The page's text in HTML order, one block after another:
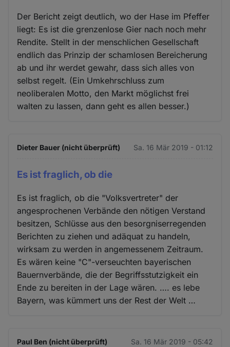
Der Bericht zeigt deutlich, wo der Hase im Pfeffer
liegt: Es ist die grenzenlose Gier nach noch mehr
Rendite. Stellt in der menschlichen Gesellschaft
endlich das Prinzip der schamlosen Bereicherung
ab und ihr werdet gewahr, dass sich alles von
selbst regelt. (Ein Umkehrschluss zum
neoliberalen Motto, den Markt möglichst frei
walten zu lassen, dann geht es allen besser.)
Dieter Bauer (nicht überprüft) Sa. 16 Mär 2019 - 01:12
Es ist fraglich, ob die
Es ist fraglich, ob die "Volksvertreter" der
angesprochenen Verbände den nötigen Verstand
besitzen, Schlüsse aus den besorgniserregenden
Berichten zu ziehen und adäquat zu handeln,
wirksam zu werden in angemessenem Zeitraum.
Es wären keine "C"-verseuchten bayerischen
Bauernverbände, die der Begriffsstutzigkeit ein
Ende zu bereiten in der Lage wären. …. es lebe
Bayern, was kümmert uns der Rest der Welt …
Paul Ben (nicht überprüft) Sa. 16 Mär 2019 - 05:42